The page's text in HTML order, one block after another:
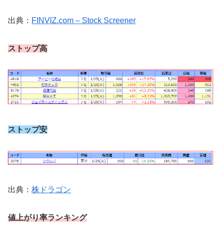
出典： FINVIZ.com – Stock Screener
ストップ高
ストップ安
出典： 株ドラゴン
値上がり率ランキング